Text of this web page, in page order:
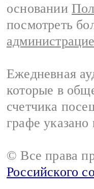
основании
посмотреть
Ежедневная
которые в
счетчика
графе
© Все права
Российского